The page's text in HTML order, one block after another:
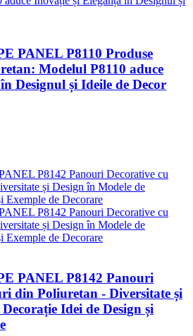
PANEL P8110 Produse
Modelul P8110 aduce
Designul și Ideile de Decor
PANEL P8142 Panouri
din Poliuretan - Diversitate și
Idei de Design și